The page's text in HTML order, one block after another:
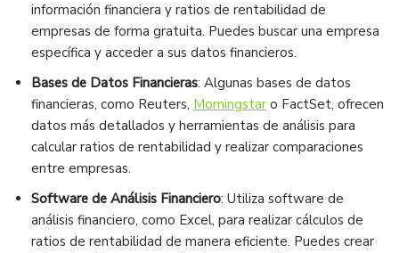
información financiera y ratios de rentabilidad de
empresas de forma gratuita. Puedes buscar una empresa
específica y acceder a sus datos financieros.
Bases de Datos Financieras: Algunas bases de datos
financieras, como Reuters, Morningstar o FactSet, ofrecen
datos más detallados y herramientas de análisis para
calcular ratios de rentabilidad y realizar comparaciones
entre empresas.
Software de Análisis Financiero: Utiliza software de
análisis financiero, como Excel, para realizar cálculos de
ratios de rentabilidad de manera eficiente. Puedes crear